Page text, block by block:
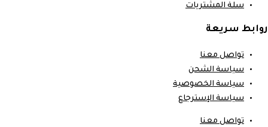
سلة المشتريات
روابط سريعة
تواصل معنا
سياسة الشحن
سياسة الخصوصية
سياسة الإسترجاع
تواصل معنا